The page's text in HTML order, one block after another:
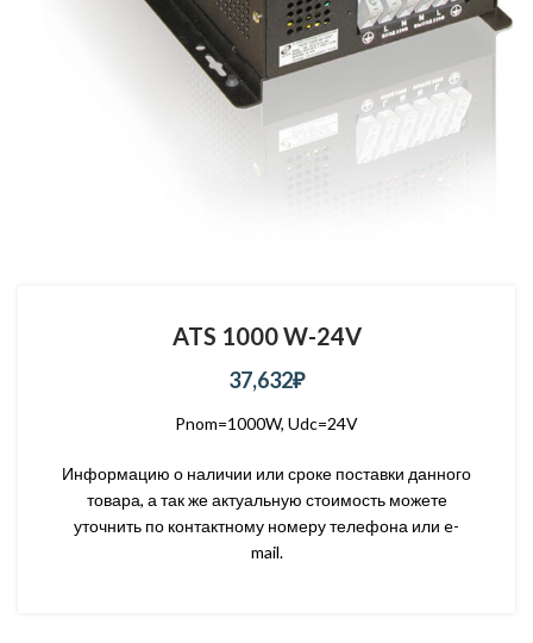
ATS 1000 W-24V
37,632₽
Pnom=1000W, Udc=24V
Информацию о наличии или сроке поставки данного
товара, а так же актуальную стоимость можете
уточнить по контактному номеру телефона или e-
mail.